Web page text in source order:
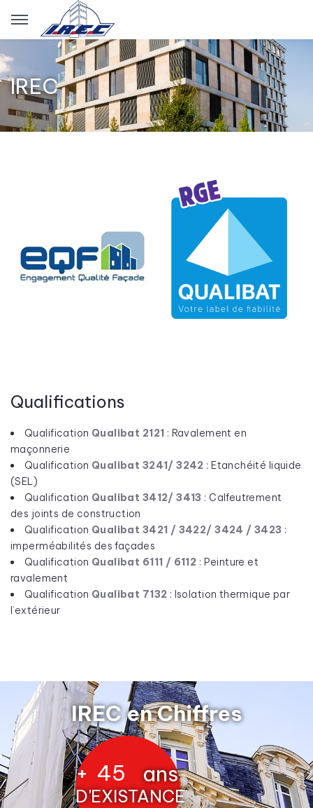
Panneau de gestion des cookies
IREC
Qualifications
Qualification Qualibat 2121 : Ravalement en
maçonnerie
Qualification Qualibat 3241/ 3242 : Etanchéité liquide
(SEL)
Qualification Qualibat 3412/ 3413 : Calfeutrement
des joints de construction
Qualification Qualibat 3421 / 3422/ 3424 / 3423 :
imperméabilités des façades
Qualification Qualibat 6111 / 6112 : Peinture et
ravalement
Qualification Qualibat 7132 : Isolation thermique par
l’extérieur
IREC en Chiffres
+ 45 ans
D'EXISTANCE